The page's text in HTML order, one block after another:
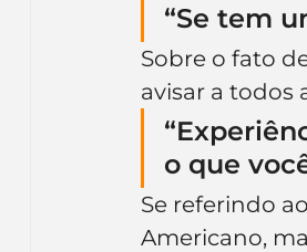
“Se tem
Sobre o fato
avisar a todos
o que
Se referindo
Americano,